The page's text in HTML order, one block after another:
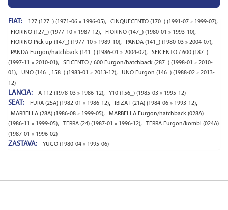
FIAT: 127 (127_) (1971-06 » 1996-05), CINQUECENTO (170_) (1991-07 » 1999-07),
FIORINO (127_) (1977-10 » 1987-12), FIORINO (147_) (1980-01 » 1993-10),
FIORINO Pick up (147_) (1977-10 » 1989-10), PANDA (141_) (1980-03 » 2004-07),
PANDA Furgon/hatchback (141_) (1986-01 » 2004-02),
SEICENTO / 600 (187_)
(1997-11 » 2010-01),
SEICENTO / 600 Furgon/hatchback (287_) (1998-01 » 2010-
01), UNO (146_, 158_) (1983-01 » 2013-12),
UNO Furgon (146_) (1988-02 » 2013-
12)
LANCIA: A 112 (1978-03 » 1986-12), Y10 (156_) (1985-03 » 1995-12)
SEAT: FURA (25A) (1982-01 » 1986-12), IBIZA I (21A) (1984-06 » 1993-12),
MARBELLA (28A) (1986-08 » 1999-05),
MARBELLA Furgon/hatchback (028A)
(1986-11 » 1999-05), TERRA (24) (1987-01 » 1996-12),
TERRA Furgon/kombi (024A)
(1987-01 » 1996-02)
ZASTAVA: YUGO (1980-04 » 1995-06)